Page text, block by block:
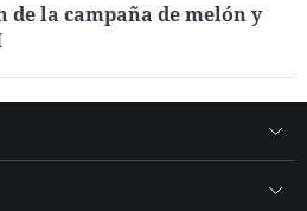
de la campaña de melón y